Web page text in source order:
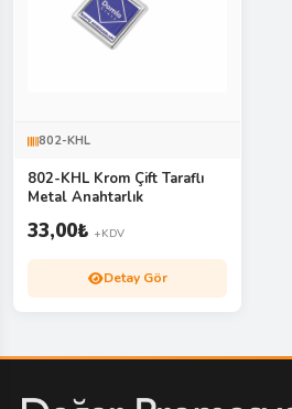
802-KHL
802-KHL Krom Çift Taraflı
Metal Anahtarlık
33,00₺ +KDV
Detay Gör